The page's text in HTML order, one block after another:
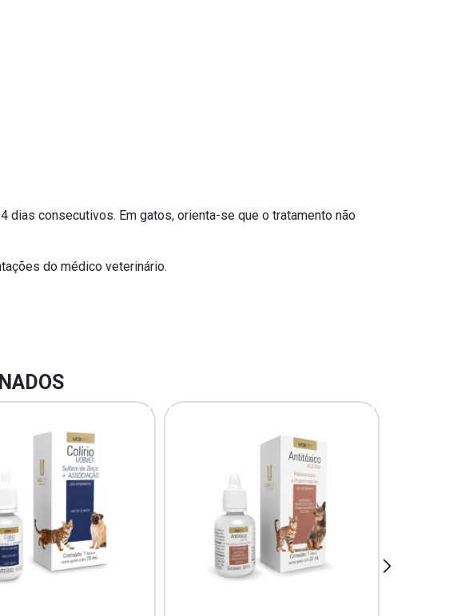
dias consecutivos. Em gatos, orienta-se que o tratamento não
do médico veterinário.
next